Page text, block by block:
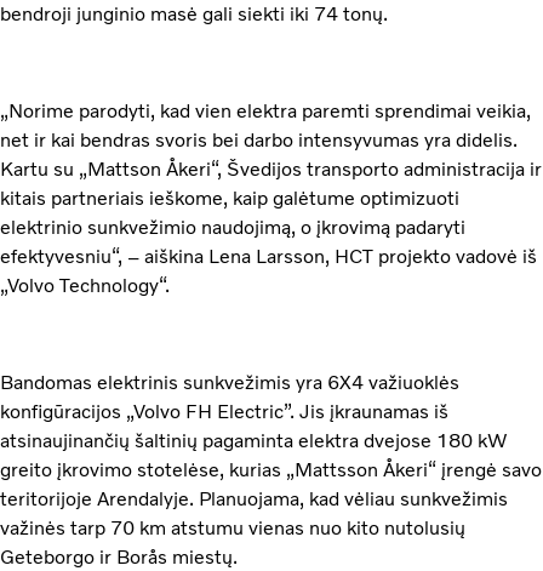
bendroji junginio masė gali siekti iki 74 tonų.
„Norime parodyti, kad vien elektra paremti sprendimai veikia,
net ir kai bendras svoris bei darbo intensyvumas yra didelis.
Kartu su „Mattson Åkeri“, Švedijos transporto administracija ir
kitais partneriais ieškome, kaip galėtume optimizuoti
elektrinio sunkvežimio naudojimą, o įkrovimą padaryti
efektyvesniu“, – aiškina Lena Larsson, HCT projekto vadovė iš
„Volvo Technology“.
Bandomas elektrinis sunkvežimis yra 6X4 važiuoklės
konfigūracijos „Volvo FH Electric”. Jis įkraunamas iš
atsinaujinančių šaltinių pagaminta elektra dvejose 180 kW
greito įkrovimo stotelėse, kurias „Mattsson Åkeri“ įrengė savo
teritorijoje Arendalyje. Planuojama, kad vėliau sunkvežimis
važinės tarp 70 km atstumu vienas nuo kito nutolusių
Geteborgo ir Borås miestų.